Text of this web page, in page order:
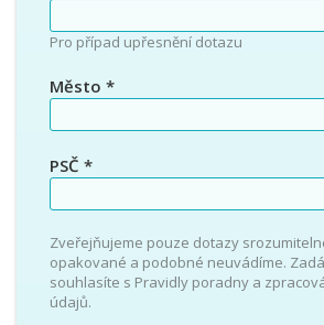
Pro případ upřesnění dotazu
Město *
PSČ *
Zveřejňujeme pouze dotazy
opakované a podobné neuvádíme.
souhlasíte s Pravidly poradny a
údajů.